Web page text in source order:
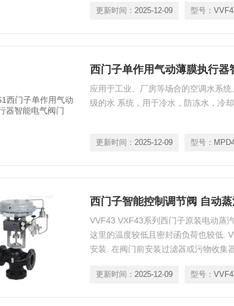
更新时间： 2025-12-09 型号：
西门子单作用气动薄膜执行器
应用于工业、厂房等场合的空调水系
级的水 系统，用于冷水，防冻水，冷
更新时间： 2025-12-09 型号：
西门子智能控制调节阀 自动蒸
VVF43 VXF43系列西门子原装电动蒸
这里的温度较低且密封函负荷也较低.
安装. 在阀门前安装过滤器或污物收集
气蚀. 只有在阀门和执行器正确组装完
更新时间： 2025-12-09 型号：